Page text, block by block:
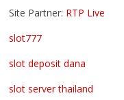
Site Partner: RTP Live
slot777
slot deposit dana
slot server thailand